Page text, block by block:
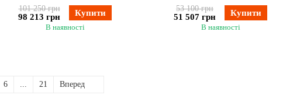
200A/100А) RM RS485/CAN LCD
WH
101 250 грн
98 213 грн Купити
В наявності
100A/50А) RM RS485/CAN LCD
WH
53 100 грн
51 507 грн Купити
В наявності
6 ... 21 Вперед